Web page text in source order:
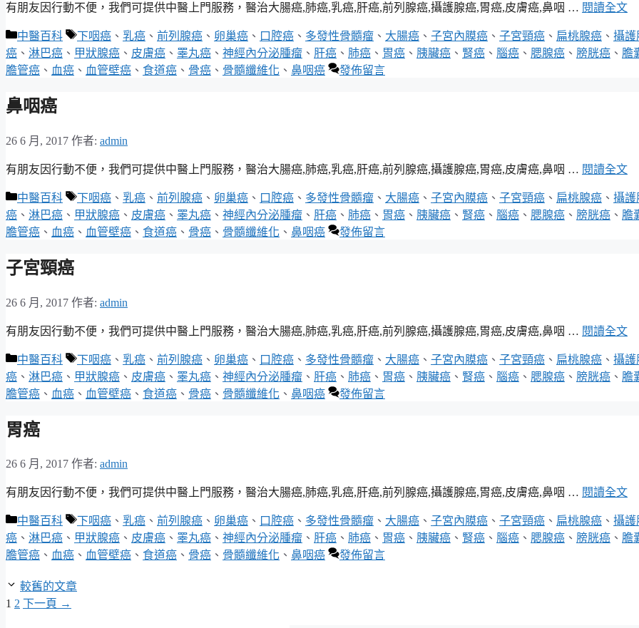
有朋友因行動不便，我們可提供中醫上門服務，醫治大腸癌,肺癌,乳癌,肝癌,前列腺癌,攝護腺癌,胃癌,皮膚癌,鼻咽 … 閱讀全文
分
類
中醫百科
標
籤
下咽癌 、 乳癌 、 前列腺癌 、 卵巢癌 、 口腔癌 、 多發性骨髓瘤 、 大腸癌 、 子宮內膜癌 、 子宮頸癌 、 扁桃腺癌 、 攝護
癌 、 淋巴癌 、 甲狀腺癌 、 皮膚癌 、 睪丸癌 、 神經內分泌腫瘤 、 肝癌 、 肺癌 、 胃癌 、 胰臟癌 、 腎癌 、 腦癌 、 腮腺癌 、 膀胱癌 、 膽
膽管癌 、 血癌 、 血管壁癌 、 食道癌 、 骨癌 、 骨髓纖維化 、 鼻咽癌 發佈留言
鼻咽癌
26 6 月, 2017 作者: admin
有朋友因行動不便，我們可提供中醫上門服務，醫治大腸癌,肺癌,乳癌,肝癌,前列腺癌,攝護腺癌,胃癌,皮膚癌,鼻咽 … 閱讀全文
分
類
中醫百科
標
籤
下咽癌 、 乳癌 、 前列腺癌 、 卵巢癌 、 口腔癌 、 多發性骨髓瘤 、 大腸癌 、 子宮內膜癌 、 子宮頸癌 、 扁桃腺癌 、 攝護
癌 、 淋巴癌 、 甲狀腺癌 、 皮膚癌 、 睪丸癌 、 神經內分泌腫瘤 、 肝癌 、 肺癌 、 胃癌 、 胰臟癌 、 腎癌 、 腦癌 、 腮腺癌 、 膀胱癌 、 膽
膽管癌 、 血癌 、 血管壁癌 、 食道癌 、 骨癌 、 骨髓纖維化 、 鼻咽癌 發佈留言
子宮頸癌
26 6 月, 2017 作者: admin
有朋友因行動不便，我們可提供中醫上門服務，醫治大腸癌,肺癌,乳癌,肝癌,前列腺癌,攝護腺癌,胃癌,皮膚癌,鼻咽 … 閱讀全文
分
類
中醫百科
標
籤
下咽癌 、 乳癌 、 前列腺癌 、 卵巢癌 、 口腔癌 、 多發性骨髓瘤 、 大腸癌 、 子宮內膜癌 、 子宮頸癌 、 扁桃腺癌 、 攝護
癌 、 淋巴癌 、 甲狀腺癌 、 皮膚癌 、 睪丸癌 、 神經內分泌腫瘤 、 肝癌 、 肺癌 、 胃癌 、 胰臟癌 、 腎癌 、 腦癌 、 腮腺癌 、 膀胱癌 、 膽
膽管癌 、 血癌 、 血管壁癌 、 食道癌 、 骨癌 、 骨髓纖維化 、 鼻咽癌 發佈留言
胃癌
26 6 月, 2017 作者: admin
有朋友因行動不便，我們可提供中醫上門服務，醫治大腸癌,肺癌,乳癌,肝癌,前列腺癌,攝護腺癌,胃癌,皮膚癌,鼻咽 … 閱讀全文
分
類
中醫百科
標
籤
下咽癌 、 乳癌 、 前列腺癌 、 卵巢癌 、 口腔癌 、 多發性骨髓瘤 、 大腸癌 、 子宮內膜癌 、 子宮頸癌 、 扁桃腺癌 、 攝護
癌 、 淋巴癌 、 甲狀腺癌 、 皮膚癌 、 睪丸癌 、 神經內分泌腫瘤 、 肝癌 、 肺癌 、 胃癌 、 胰臟癌 、 腎癌 、 腦癌 、 腮腺癌 、 膀胱癌 、 膽
膽管癌 、 血癌 、 血管壁癌 、 食道癌 、 骨癌 、 骨髓纖維化 、 鼻咽癌 發佈留言
較舊的文章
頁
1 頁
2 下一頁 →